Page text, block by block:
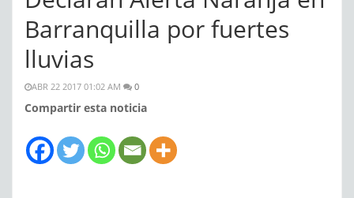
Barranquilla por fuertes
lluvias
ABR 22 2017 01:02 AM 0
Compartir esta noticia